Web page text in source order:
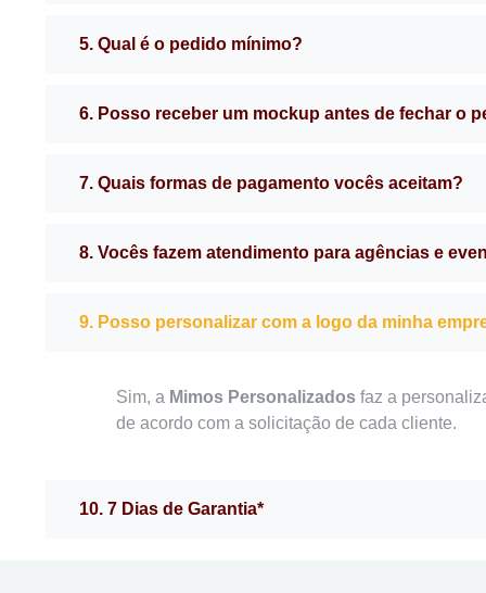
5. Qual é o pedido mínimo?
6. Posso receber um mockup antes de fechar o
7. Quais formas de pagamento vocês aceitam?
8. Vocês fazem atendimento para agências e
9. Posso personalizar com a logo da minha
Sim, a Mimos Personalizados faz a
de acordo com a solicitação de cada cliente.
10. 7 Dias de Garantia*